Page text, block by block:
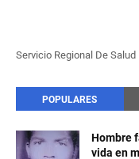
Servicio Regional De Salud
POPULARES
Hombre
vida en